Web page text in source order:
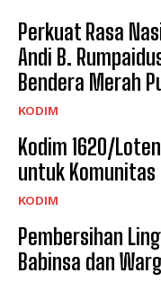
Perkuat Rasa
Andi B.
Bendera Merah
KODIM
Kodim 1620/
untuk Komunitas
KODIM
Pembersihan
Babinsa dan